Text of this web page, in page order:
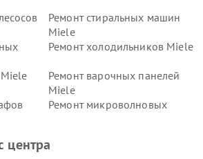
Ремонт стиральных машин
Miele
Ремонт холодильников Miele
Ремонт варочных панелей
Miele
Ремонт микроволновых
центра